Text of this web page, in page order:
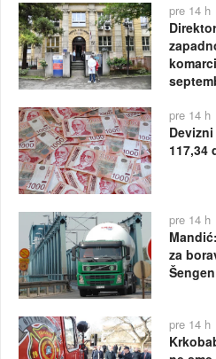
pre 14 h
pre 14 h
117,34
pre 14 h
za
pre 14 h